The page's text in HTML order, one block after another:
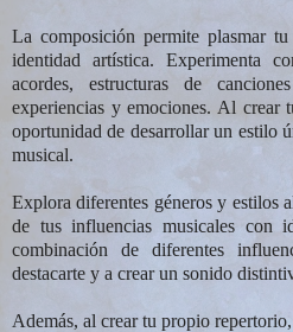
La composición permite plasmar
identidad artística. Experimenta
acordes, estructuras de
experiencias y emociones. Al crear
oportunidad de desarrollar un estilo
musical.
Explora diferentes géneros y estilos
de tus influencias musicales con
combinación de diferentes
destacarte y a crear un sonido
Además, al crear tu propio